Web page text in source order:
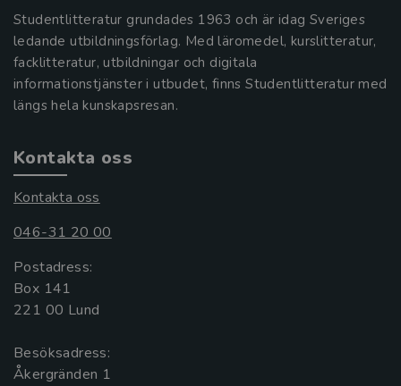
Studentlitteratur grundades 1963 och är idag Sveriges
ledande utbildningsförlag. Med läromedel, kurslitteratur,
facklitteratur, utbildningar och digitala
informationstjänster i utbudet, finns Studentlitteratur med
längs hela kunskapsresan.
Kontakta oss
Kontakta oss
046-31 20 00
Postadress:
Box 141
221 00 Lund
Besöksadress:
Åkergränden 1